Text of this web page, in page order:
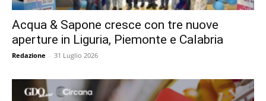
Acqua & Sapone cresce con tre nuove
aperture in Liguria, Piemonte e Calabria
Redazione - 31 Luglio 2026